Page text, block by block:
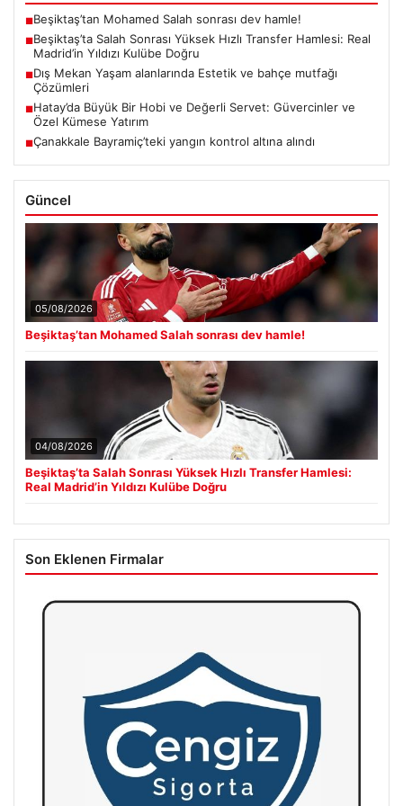
■Beşiktaş’tan Mohamed Salah sonrası dev hamle!
■Beşiktaş’ta Salah Sonrası Yüksek Hızlı Transfer Hamlesi: Real
Madrid’in Yıldızı Kulübe Doğru
■Dış Mekan Yaşam alanlarında Estetik ve bahçe mutfağı
Çözümleri
■Hatay’da Büyük Bir Hobi ve Değerli Servet: Güvercinler ve
Özel Kümese Yatırım
■Çanakkale Bayramiç’teki yangın kontrol altına alındı
Güncel
05/08/2026
Beşiktaş’tan Mohamed Salah sonrası dev hamle!
04/08/2026
Beşiktaş’ta Salah Sonrası Yüksek Hızlı Transfer Hamlesi:
Real Madrid’in Yıldızı Kulübe Doğru
Son Eklenen Firmalar